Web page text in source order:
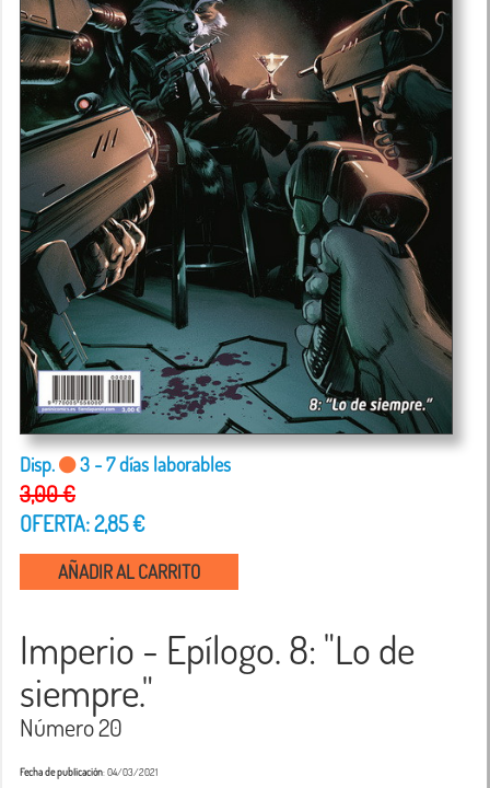
Disp. 3 - 7 días laborables
3,00 €
OFERTA: 2,85 €
AÑADIR AL CARRITO
Imperio - Epílogo. 8: "Lo de
siempre."
Número 20
Fecha de publicación: 04/03/2021